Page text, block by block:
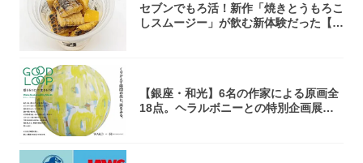
セブンでもろ活！新作「焼きとうもろこ
しスムージー」が飲む新体験だった【東
【銀座・和光】6名の作家による原画全
18点。ヘラルボニーとの特別企画展「G